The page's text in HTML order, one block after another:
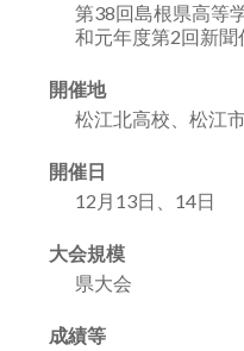
第38回島根県高
和元年度第2回新
開催地
松江北高校、松江
開催日
12月13日、14日
大会規模
県大会
成績等